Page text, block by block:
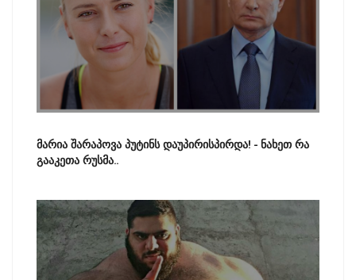
მარია შარაპოვა პუტინს დაუპირისპირდა! - ნახეთ რა
გააკეთა რუსმა..